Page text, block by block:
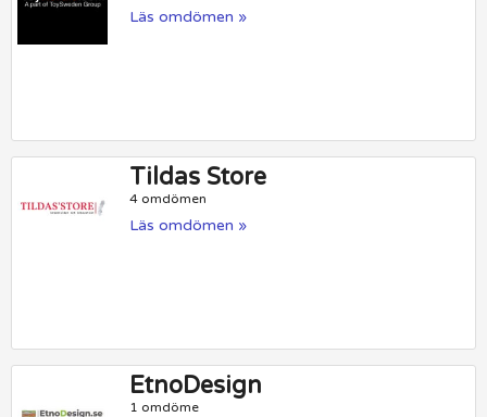
Läs omdömen »
Tildas Store
4 omdömen
Läs omdömen »
EtnoDesign
1 omdöme